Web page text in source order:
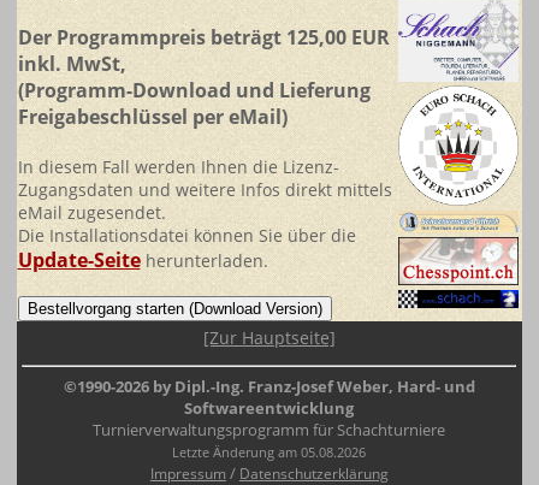
Der Programmpreis beträgt 125,00 EUR
inkl. MwSt,
(Programm-Download und Lieferung
Freigabeschlüssel per eMail)
In diesem Fall werden Ihnen die Lizenz-
Zugangsdaten und weitere Infos direkt mittels
eMail zugesendet.
Die Installationsdatei können Sie über die
Update-Seiteherunterladen.
[Zur Hauptseite]
©1990-2026 by Dipl.-Ing. Franz-Josef Weber, Hard- und
Softwareentwicklung
Turnierverwaltungsprogramm für Schachturniere
Letzte Änderung am 05.08.2026
Impressum / Datenschutzerklärung